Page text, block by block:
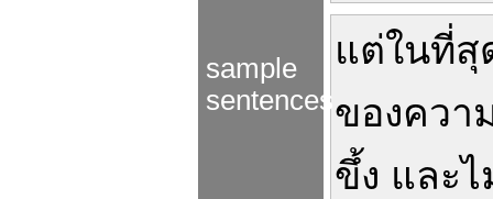
sample
sentences
แต่ในที่สุ
ของควา
ขึ้ง และ